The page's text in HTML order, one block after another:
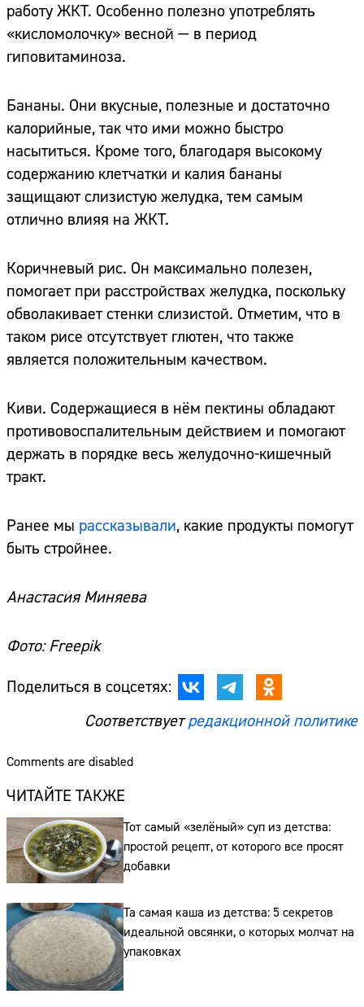
работу ЖКТ. Особенно полезно употреблять
«кисломолочку» весной — в период
гиповитаминоза.
Бананы. Они вкусные, полезные и достаточно
калорийные, так что ими можно быстро
насытиться. Кроме того, благодаря высокому
содержанию клетчатки и калия бананы
защищают слизистую желудка, тем самым
отлично влияя на ЖКТ.
Коричневый рис. Он максимально полезен,
помогает при расстройствах желудка, поскольку
обволакивает стенки слизистой. Отметим, что в
таком рисе отсутствует глютен, что также
является положительным качеством.
Киви. Содержащиеся в нём пектины обладают
противовоспалительным действием и помогают
держать в порядке весь желудочно-кишечный
тракт.
Ранее мы рассказывали, какие продукты помогут
быть стройнее.
Анастасия Миняева
Фото: Freepik
Поделиться в соцсетях:
Соответствуетредакционной политике
Comments are disabled
ЧИТАЙТЕ ТАКЖЕ
Тот самый «зелёный» суп из детства:
простой рецепт, от которого все просят
добавки
Та самая каша из детства: 5 секретов
идеальной овсянки, о которых молчат на
упаковках